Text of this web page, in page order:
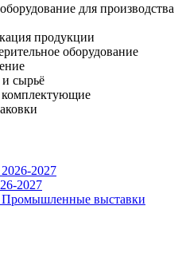
для производства
продукции
оборудование
сырьё
2027
2027
Промышленные выставки